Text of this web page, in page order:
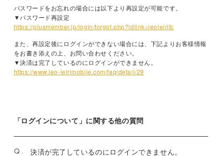
FC NEWS
MONTHLY LEO
LEO REPORT
TOPICS
RADIO
TICKET
パスワードをお忘れの場合には以下より再設定が可能です。
▼パスワード再設定
https://plusmember.jp/login/forgot.php?idlink=leoieirifc
また、再設定後にログインができない場合には、下記よりお客様情報
をお書き添えの上、お問い合わせください。
▼決済は完了しているのにログインができません。
https://www.leo-ieirimobile.com/faq/detail/29
「ログインについて」に関する他の質問
Q. 決済が完了しているのにログインできません。